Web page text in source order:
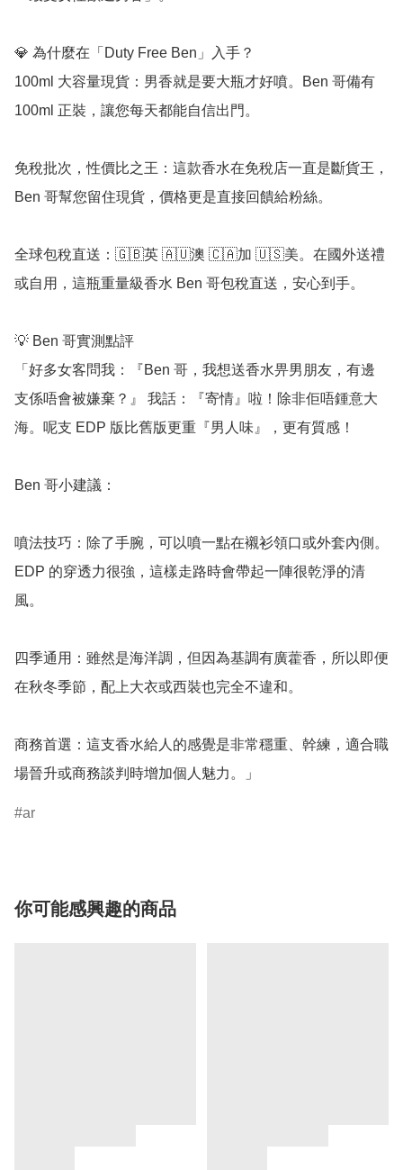
💎 為什麼在「Duty Free Ben」入手？
100ml 大容量現貨：男香就是要大瓶才好噴。Ben 哥備有
100ml 正裝，讓您每天都能自信出門。
免稅批次，性價比之王：這款香水在免稅店一直是斷貨王，
Ben 哥幫您留住現貨，價格更是直接回饋給粉絲。
全球包稅直送：🇬🇧英 🇦🇺澳 🇨🇦加 🇺🇸美。在國外送禮
或自用，這瓶重量級香水 Ben 哥包稅直送，安心到手。
💡 Ben 哥實測點評
「好多女客問我：『Ben 哥，我想送香水畀男朋友，有邊
支係唔會被嫌棄？』 我話：『寄情』啦！除非佢唔鍾意大
海。呢支 EDP 版比舊版更重『男人味』，更有質感！
Ben 哥小建議：
噴法技巧：除了手腕，可以噴一點在襯衫領口或外套內側。
EDP 的穿透力很強，這樣走路時會帶起一陣很乾淨的清
風。
四季通用：雖然是海洋調，但因為基調有廣藿香，所以即便
在秋冬季節，配上大衣或西裝也完全不違和。
商務首選：這支香水給人的感覺是非常穩重、幹練，適合職
場晉升或商務談判時增加個人魅力。」
ar
你可能感興趣的商品